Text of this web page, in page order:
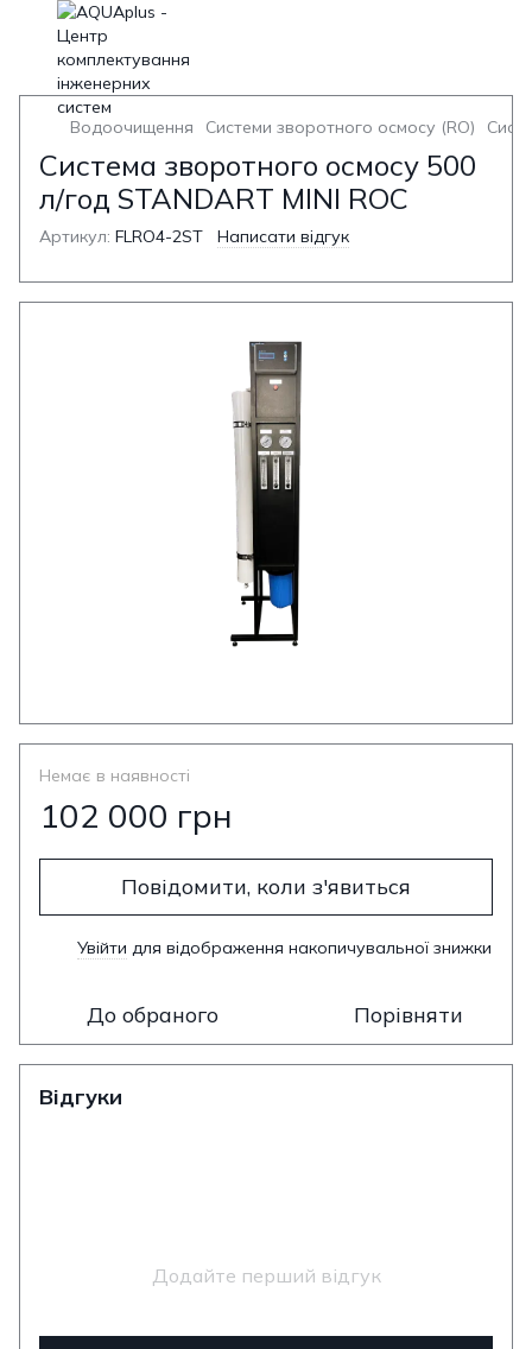
Водоочищення Системи зворотного осмосу (RO)
Система зворотного осмосу 500
л/год STANDART MINI ROC
Артикул: FLRO4-2ST Написати відгук
Немає в наявності
102 000 грн
Повідомити, коли з'явиться
Увійти для відображення накопичувальної знижки
До обраного Порівняти
Відгуки
Додайте перший відгук